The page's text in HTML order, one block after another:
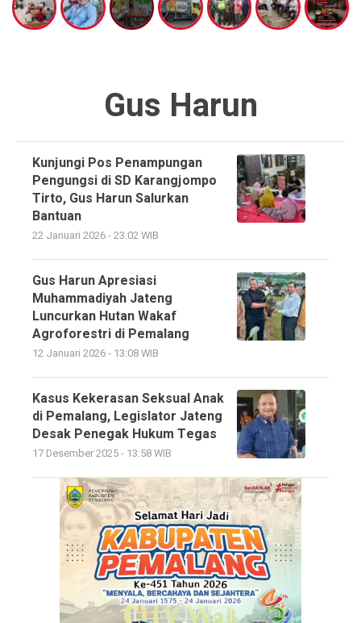
Gus Harun
Kunjungi Pos Penampungan
Pengungsi di SD Karangjompo
Tirto, Gus Harun Salurkan
Bantuan
22 Januari 2026 - 23:02 WIB
Gus Harun Apresiasi
Muhammadiyah Jateng
Luncurkan Hutan Wakaf
Agroforestri di Pemalang
12 Januari 2026 - 13:08 WIB
Kasus Kekerasan Seksual Anak
di Pemalang, Legislator Jateng
Desak Penegak Hukum Tegas
17 Desember 2025 - 13:58 WIB